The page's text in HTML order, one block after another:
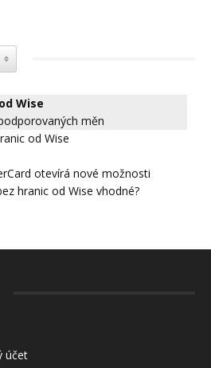
Wise
měn
od Wise
otevírá nové možnosti
hranic od Wise vhodné?
účet